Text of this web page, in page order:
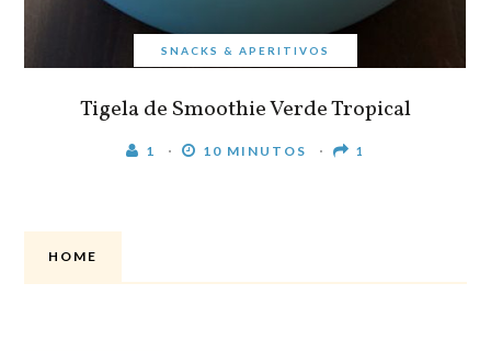
SNACKS & APERITIVOS
Tigela de Smoothie Verde Tropical
1 10 MINUTOS 1
HOME